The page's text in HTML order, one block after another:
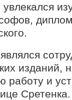
изданий,
работу и